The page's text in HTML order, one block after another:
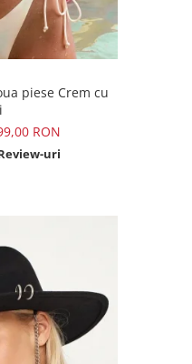
piese Crem cu
RON
uri